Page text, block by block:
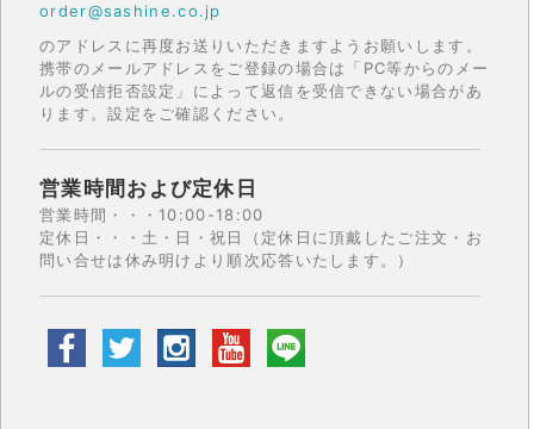
order@sashine.co.jp
のアドレスに再度お送りいただきますようお願いします。
携帯のメールアドレスをご登録の場合は「PC等からのメー
ルの受信拒否設定」によって返信を受信できない場合があ
ります。設定をご確認ください。
営業時間および定休日
営業時間・・・10:00-18:00
定休日・・・土・日・祝日（定休日に頂戴したご注文・お
問い合せは休み明けより順次応答いたします。）